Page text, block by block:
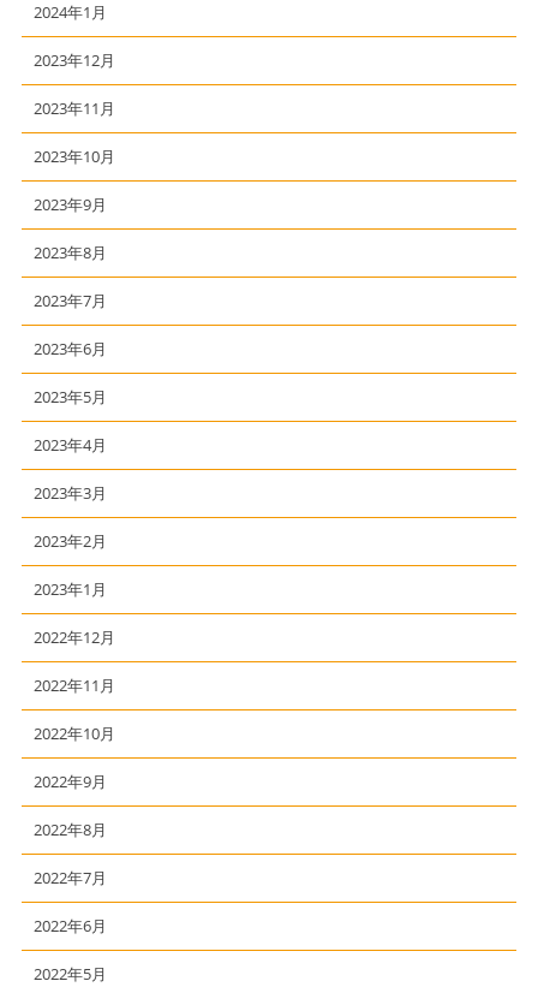
2024年1月
2023年12月
2023年11月
2023年10月
2023年9月
2023年8月
2023年7月
2023年6月
2023年5月
2023年4月
2023年3月
2023年2月
2023年1月
2022年12月
2022年11月
2022年10月
2022年9月
2022年8月
2022年7月
2022年6月
2022年5月